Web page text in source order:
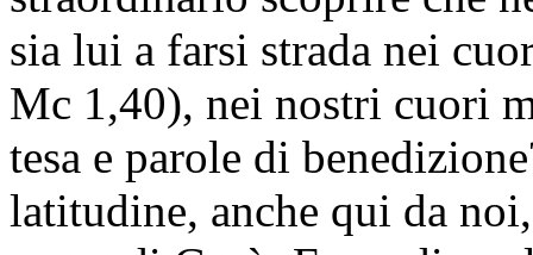
sia lui a farsi strada nei
Mc 1,40), nei nostri cuori
tesa e parole di
latitudine, anche qui da